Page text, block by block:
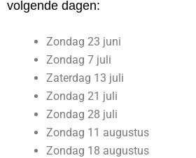
volgende dagen:
Zondag 23 juni
Zondag 7 juli
Zaterdag 13 juli
Zondag 21 juli
Zondag 28 juli
Zondag 11 augustus
Zondag 18 augustus